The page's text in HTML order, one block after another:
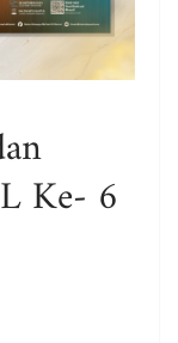
Ke- 6